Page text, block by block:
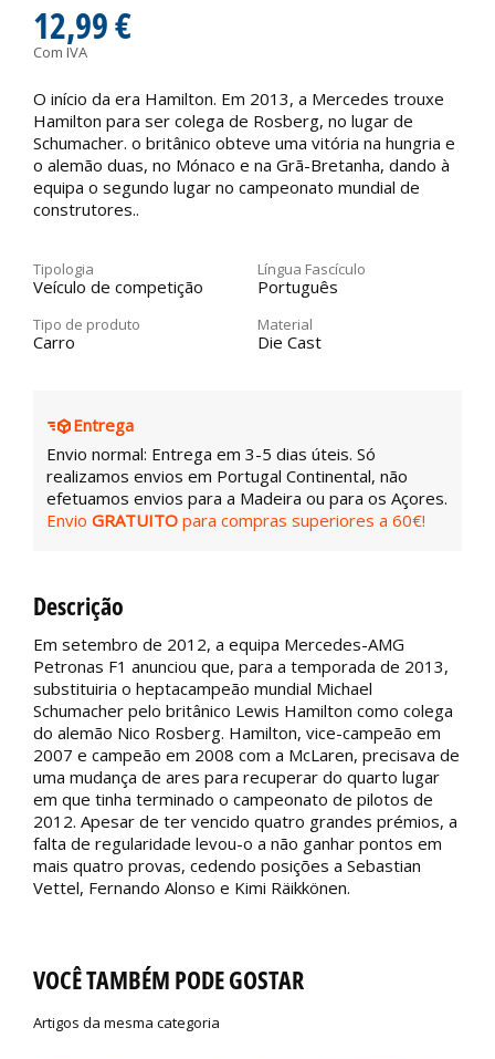
12,99 €
Com IVA
O início da era Hamilton. Em 2013, a Mercedes trouxe
Hamilton para ser colega de Rosberg, no lugar de
Schumacher. o britânico obteve uma vitória na hungria e
o alemão duas, no Mónaco e na Grã-Bretanha, dando à
equipa o segundo lugar no campeonato mundial de
construtores..
Tipologia
Veículo de competição
Língua Fascículo
Português
Tipo de produto
Carro
Material
Die Cast
Entrega
Envio normal: Entrega em 3-5 dias úteis. Só
realizamos envios em Portugal Continental, não
efetuamos envios para a Madeira ou para os Açores.
Envio GRATUITO para compras superiores a 60€!
Descrição
Em setembro de 2012, a equipa Mercedes-AMG
Petronas F1 anunciou que, para a temporada de 2013,
substituiria o heptacampeão mundial Michael
Schumacher pelo britânico Lewis Hamilton como colega
do alemão Nico Rosberg. Hamilton, vice-campeão em
2007 e campeão em 2008 com a McLaren, precisava de
uma mudança de ares para recuperar do quarto lugar
em que tinha terminado o campeonato de pilotos de
2012. Apesar de ter vencido quatro grandes prémios, a
falta de regularidade levou-o a não ganhar pontos em
mais quatro provas, cedendo posições a Sebastian
Vettel, Fernando Alonso e Kimi Räikkönen.
VOCÊ TAMBÉM PODE GOSTAR
Artigos da mesma categoria